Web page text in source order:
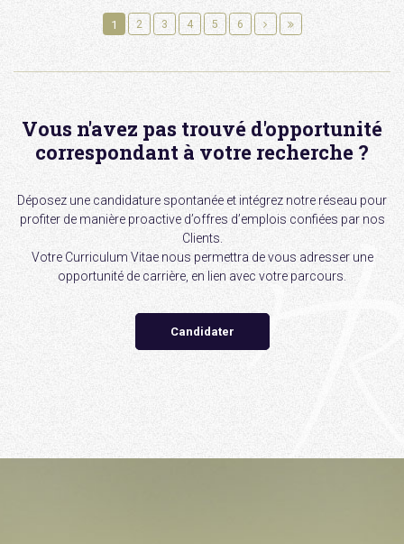
1 2 3 4 5 6
Vous n'avez pas trouvé d'opportunité
correspondant à votre recherche ?
Déposez une candidature spontanée et intégrez notre réseau pour
profiter de manière proactive d’offres d’emplois confiées par nos
Clients.
Votre Curriculum Vitae nous permettra de vous adresser une
opportunité de carrière, en lien avec votre parcours.
Candidater